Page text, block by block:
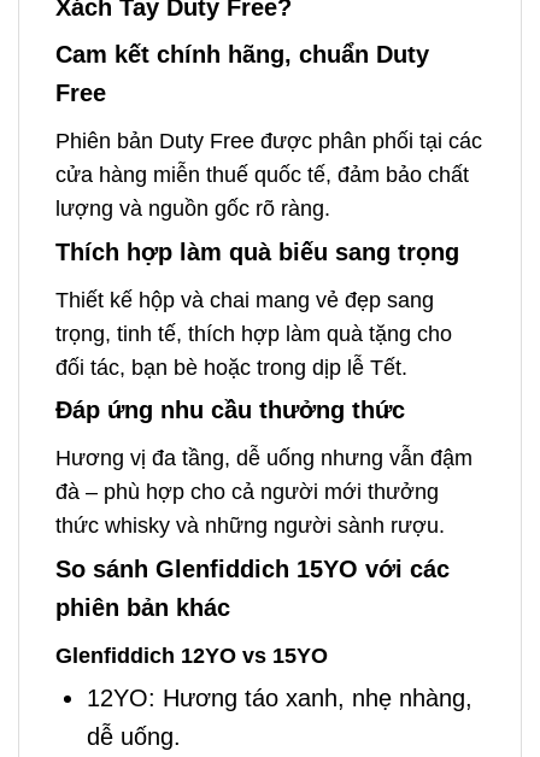
Xách Tay Duty Free?
Cam kết chính hãng, chuẩn Duty
Free
Phiên bản Duty Free được phân phối tại các
cửa hàng miễn thuế quốc tế, đảm bảo chất
lượng và nguồn gốc rõ ràng.
Thích hợp làm quà biếu sang trọng
Thiết kế hộp và chai mang vẻ đẹp sang
trọng, tinh tế, thích hợp làm quà tặng cho
đối tác, bạn bè hoặc trong dịp lễ Tết.
Đáp ứng nhu cầu thưởng thức
Hương vị đa tầng, dễ uống nhưng vẫn đậm
đà – phù hợp cho cả người mới thưởng
thức whisky và những người sành rượu.
So sánh Glenfiddich 15YO với các
phiên bản khác
Glenfiddich 12YO vs 15YO
12YO: Hương táo xanh, nhẹ nhàng,
dễ uống.